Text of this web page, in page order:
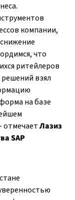
компании,
что
ритейлеров
взял
на базе
отмечаетЛазиз
SAP